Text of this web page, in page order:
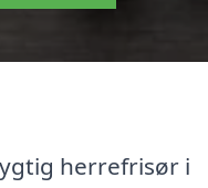
herrefrisør i